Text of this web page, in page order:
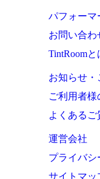
パフォーマ
お問い合わ
TintRoomと
お知らせ・
ご利用者様
よくあるご
運営会社
プライバシ
サイトマッ